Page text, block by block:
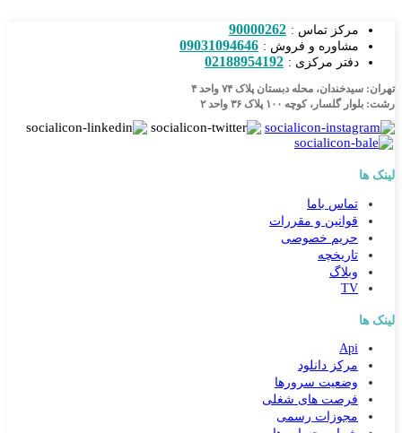
مرکز تماس : 90000262
مشاوره و فروش : 09031094646
دفتر مرکزی : 02188954192
تهران: سیدخندان، محله دبستان پلاک ۷۴ واحد ۴
رشت: بلوار گلسار، کوچه ۱۰۰ پلاک ۳۶ واحد ۲
لینک ها
تماس باما
قوانین و مقررات
حریم خصوصی
تاریخچه
وبلاگ
TV
لینک ها
Api
مرکز دانلود
وضعیت سرورها
فرصت های شغلی
مجوزات رسمی